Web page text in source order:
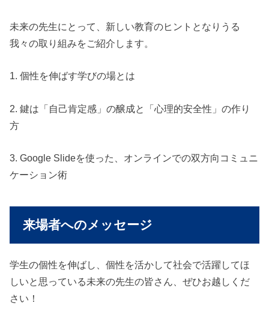
未来の先生にとって、新しい教育のヒントとなりうる
我々の取り組みをご紹介します。
1. 個性を伸ばす学びの場とは
2. 鍵は「自己肯定感」の醸成と「心理的安全性」の作り
方
3. Google Slideを使った、オンラインでの双方向コミュニ
ケーション術
来場者へのメッセージ
学生の個性を伸ばし、個性を活かして社会で活躍してほ
しいと思っている未来の先生の皆さん、ぜひお越しくだ
さい！